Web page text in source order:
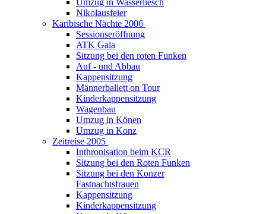
Umzug in Wasserliesch
Nikolausfeier
Karibische Nächte 2006
Sessionseröffnung
ATK Gala
Sitzung bei den roten Funken
Auf - und Abbau
Kappensitzung
Männerballett on Tour
Kinderkappensitzung
Wagenbau
Umzug in Könen
Umzug in Konz
Zeitreise 2005
Inthronisation beim KCR
Sitzung bei den Roten Funken
Sitzung bei den Konzer
Fastnachtsfrauen
Kappensitzung
Kinderkappensitzung